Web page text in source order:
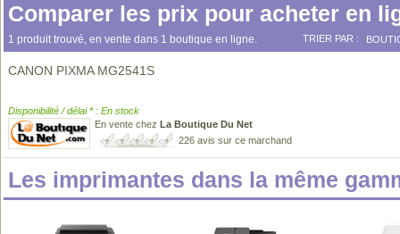
Comparer les prix pour acheter en
1 produit trouvé, en vente dans 1 boutique en ligne. TRIER PAR :
CANON PIXMA MG2541S
Disponibilité / délai * : En stock
En vente chez La Boutique Du Net
226 avis sur ce marchand
Les imprimantes dans la même